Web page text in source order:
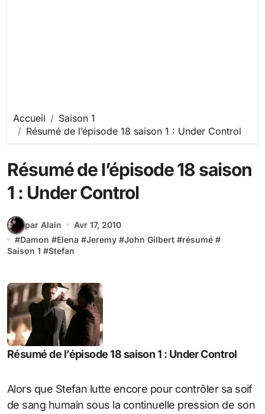
Accueil
Saison 1
Résumé de l’épisode 18 saison 1 : Under Control
Résumé de l’épisode 18 saison
1 : Under Control
par Alain
Avr 17, 2010
#Damon #Elena #Jeremy #John Gilbert #résumé #
Saison 1 #Stefan
Résumé de l’épisode 18 saison 1 : Under Control
Alors que Stefan lutte encore pour contrôler sa soif
de sang humain sous la continuelle pression de son